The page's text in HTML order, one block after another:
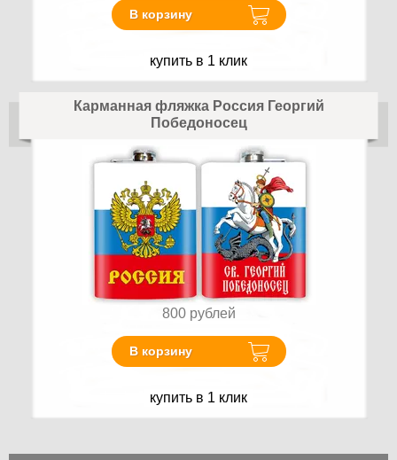
В корзину
купить в 1 клик
Карманная фляжка Россия Георгий
Победоносец
800 рублей
В корзину
купить в 1 клик